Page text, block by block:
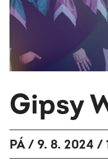
Gipsy
PÁ / 9. 8. 2024 /